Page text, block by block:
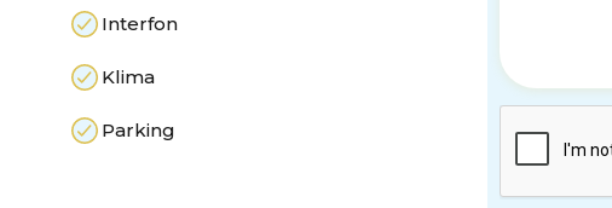
Interfon
Klima
Parking